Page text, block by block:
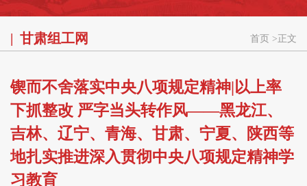
甘肃组工网 首页 > 正文
锲而不舍落实中央八项规定精神|以上率
下抓整改 严字当头转作风——黑龙江、
吉林、辽宁、青海、甘肃、宁夏、陕西等
地扎实推进深入贯彻中央八项规定精神学
习教育